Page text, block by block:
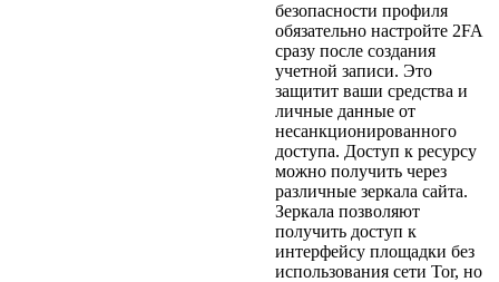
безопасности профиля
обязательно настройте 2FA
сразу после создания
учетной записи. Это
защитит ваши средства и
личные данные от
несанкционированного
доступа. Доступ к ресурсу
можно получить через
различные зеркала сайта.
Зеркала позволяют
получить доступ к
интерфейсу площадки без
использования сети Tor, но